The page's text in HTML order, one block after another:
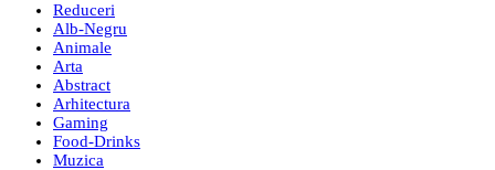
Reduceri
Alb-Negru
Animale
Arta
Abstract
Arhitectura
Gaming
Food-Drinks
Muzica